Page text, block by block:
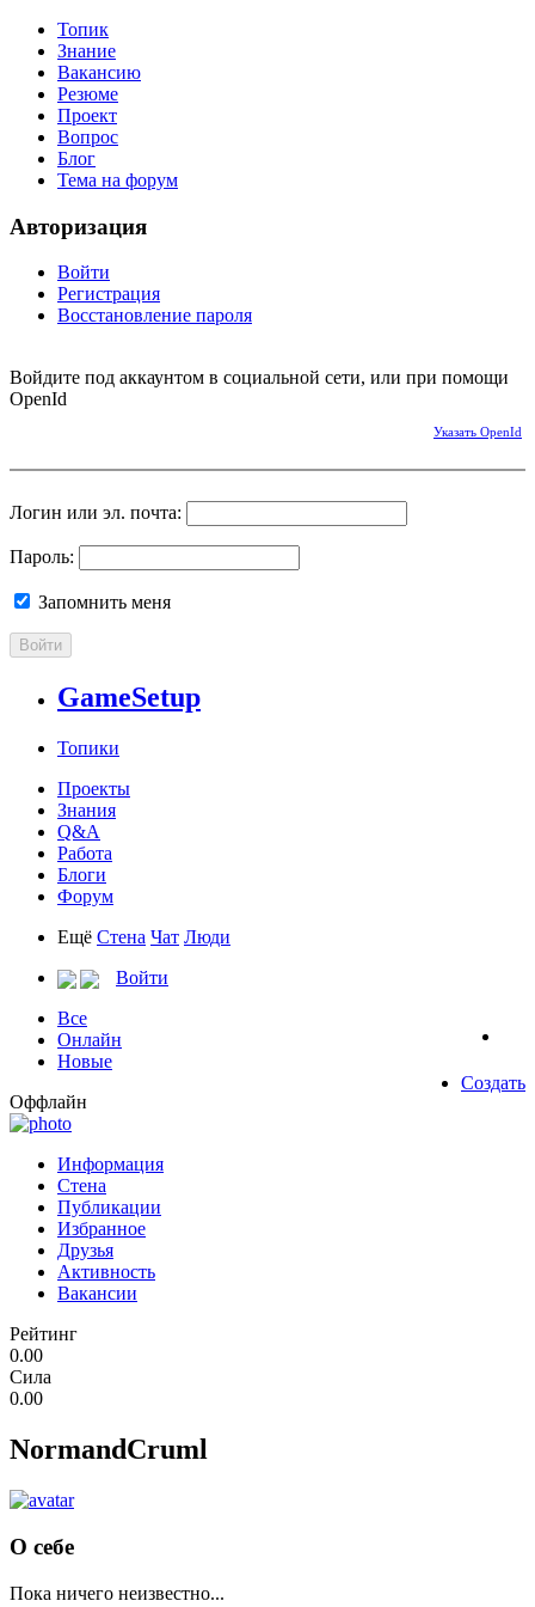
Топик
Знание
Вакансию
Резюме
Проект
Вопрос
Блог
Тема на форум
Авторизация
Войти
Регистрация
Восстановление пароля
Войдите под аккаунтом в социальной сети, или при помощи
OpenId
Указать OpenId
Логин или эл. почта:
Пароль:
Запомнить меня
Войти
GameSetup
Топики
Проекты
Знания
Q&A
Работа
Блоги
Форум
Ещё Стена Чат Люди
Войти
Все
Онлайн
Новые
Создать
Оффлайн
Информация
Стена
Публикации
Избранное
Друзья
Активность
Вакансии
Рейтинг
0.00
Сила
0.00
NormandCruml
О себе
Пока ничего неизвестно...